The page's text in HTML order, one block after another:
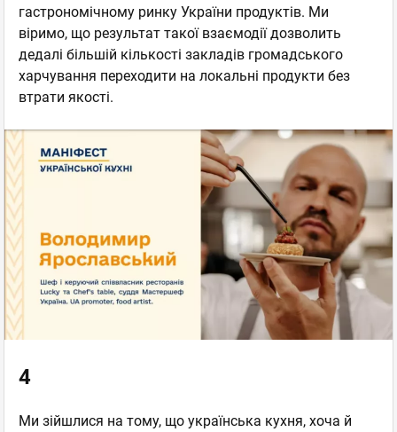
гастрономічному ринку України продуктів. Ми
віримо, що результат такої взаємодії дозволить
дедалі більшій кількості закладів громадського
харчування переходити на локальні продукти без
втрати якості.
4
Ми зійшлися на тому, що українська кухня, хоча й